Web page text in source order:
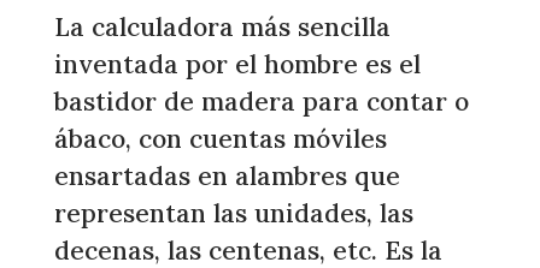
La calculadora más sencilla
inventada por el hombre es el
bastidor de madera para contar o
ábaco, con cuentas móviles
ensartadas en alambres que
representan las unidades, las
decenas, las centenas, etc. Es la